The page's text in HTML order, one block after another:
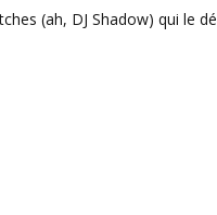
(ah, DJ Shadow) qui le